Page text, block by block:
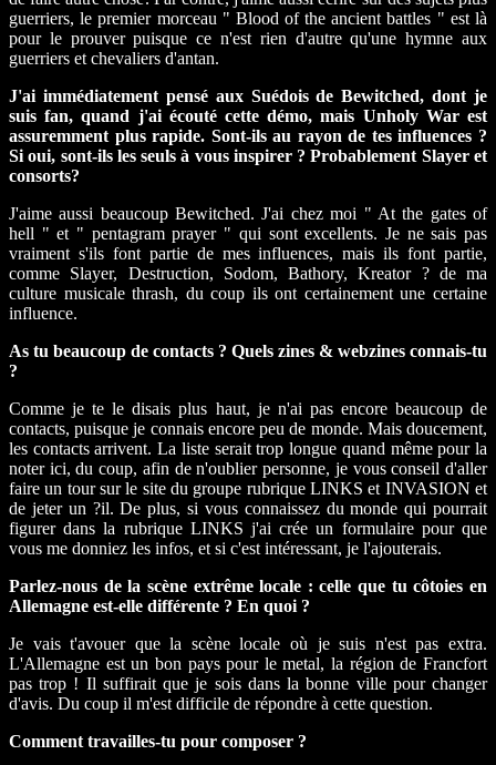
guerriers, le premier morceau " Blood of the ancient battles " est là
pour le prouver puisque ce n'est rien d'autre qu'une hymne aux
guerriers et chevaliers d'antan.
J'ai immédiatement pensé aux Suédois de Bewitched, dont je
suis fan, quand j'ai écouté cette démo, mais Unholy War est
assuremment plus rapide. Sont-ils au rayon de tes influences ?
Si oui, sont-ils les seuls à vous inspirer ? Probablement Slayer et
consorts?
J'aime aussi beaucoup Bewitched. J'ai chez moi " At the gates of
hell " et " pentagram prayer " qui sont excellents. Je ne sais pas
vraiment s'ils font partie de mes influences, mais ils font partie,
comme Slayer, Destruction, Sodom, Bathory, Kreator ? de ma
culture musicale thrash, du coup ils ont certainement une certaine
influence.
As tu beaucoup de contacts ? Quels zines & webzines connais-tu
?
Comme je te le disais plus haut, je n'ai pas encore beaucoup de
contacts, puisque je connais encore peu de monde. Mais doucement,
les contacts arrivent. La liste serait trop longue quand même pour la
noter ici, du coup, afin de n'oublier personne, je vous conseil d'aller
faire un tour sur le site du groupe rubrique LINKS et INVASION et
de jeter un ?il. De plus, si vous connaissez du monde qui pourrait
figurer dans la rubrique LINKS j'ai crée un formulaire pour que
vous me donniez les infos, et si c'est intéressant, je l'ajouterais.
Parlez-nous de la scène extrême locale : celle que tu côtoies en
Allemagne est-elle différente ? En quoi ?
Je vais t'avouer que la scène locale où je suis n'est pas extra.
L'Allemagne est un bon pays pour le metal, la région de Francfort
pas trop ! Il suffirait que je sois dans la bonne ville pour changer
d'avis. Du coup il m'est difficile de répondre à cette question.
Comment travailles-tu pour composer ?